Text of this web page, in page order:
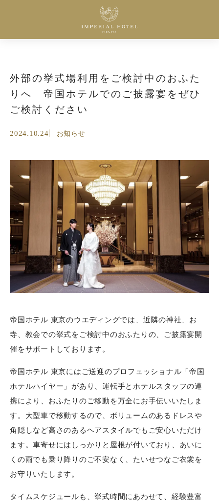
外部の挙式場利用をご検討中のおふた
りへ 帝国ホテルでのご披露宴をぜひ
ご検討ください
2024.10.24 お知らせ
帝国ホテル 東京のウエディングでは、近隣の神社、お
寺、教会での挙式をご検討中のおふたりの、ご披露宴開
催をサポートしております。
帝国ホテル 東京にはご送迎のプロフェッショナル「帝国
ホテルハイヤー」があり、運転手とホテルスタッフの連
携により、おふたりのご移動を万全にお手伝いいたしま
す。大型車で移動するので、ボリュームのあるドレスや
角隠しなど高さのあるヘアスタイルでもご安心いただけ
ます。車寄せにはしっかりと屋根が付いており、あいに
くの雨でも乗り降りのご不安なく、たいせつなご衣裳を
お守りいたします。
タイムスケジュールも、挙式時間にあわせて、経験豊富